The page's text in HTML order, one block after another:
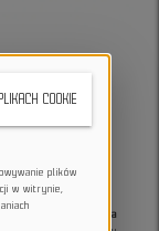
dętka MTB ważąca
COOKIE
plików
w witrynie,